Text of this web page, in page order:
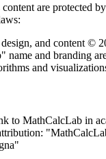
are protected
and content ©
name and branding
and
to MathCalcLab in